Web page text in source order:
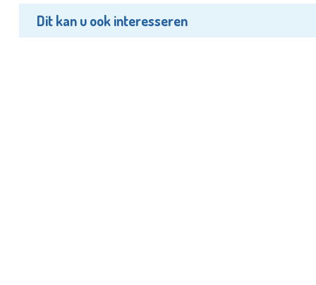
Dit kan u ook interesseren